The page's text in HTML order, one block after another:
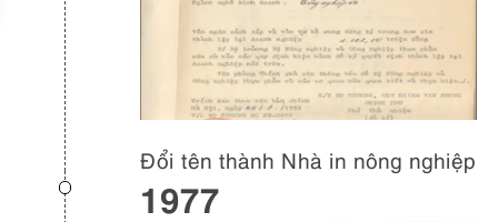
Đổi tên thành Nhà in nông nghiệp
1977